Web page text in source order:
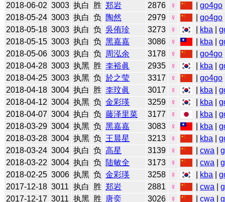
2018-06-02 3003 执白 胜 郑岩 2876 ♀ |go4go
2018-05-24 3003 执白 负 陶然 2979 ♀ |go4go
2018-05-18 3003 执白 负 吳侑珍 3273 ♀ kba |
2018-05-15 3003 执白 负 黑嘉嘉 3086 ♀ kba |
2018-05-06 3003 执白 负 周泓余 3178 ♀ |go4go
2018-04-28 3003 执黑 胜 李裕眞 2935 ♀ kba |
2018-04-25 3003 执黑 负 於之莹 3317 ♀ |go4go
2018-04-18 3004 执白 胜 李玟眞 3017 ♀ kba |
2018-04-12 3004 执黑 负 金彩瑛 3259 ♀ kba |
2018-04-07 3004 执白 负 藤泽里菜 3177 ♀ kba |
2018-03-29 3004 执黑 负 黑嘉嘉 3083 ♀ kba |
2018-03-28 3004 执黑 负 王晨星 3213 ♀ kba |
2018-03-24 3004 执白 负 高星 3139 ♀ |cwa |
2018-03-22 3004 执白 负 陆敏全 3173 ♀ |cwa |
2018-02-25 3006 执黑 负 金彩瑛 3258 ♀ kba |
2017-12-18 3011 执白 胜 郑岩 2881 ♀ |cwa |
2017-12-17 3011 执黑 胜 唐奕 3026 ♀ |cwa |